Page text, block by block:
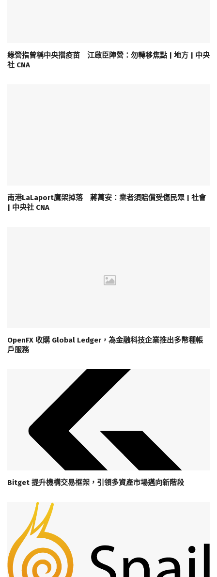
綠營指曾稱中央擋疫苗 江啟臣陣營：勿轉移焦點 | 地方 | 中央
社 CNA
南港LaLaport鷹架掉落 蔣萬安：業者須賠償受傷民眾 | 社會
| 中央社 CNA
OpenFX 收購 Global Ledger，為金融科技企業推出多幣種帳
戶服務
Bitget 提升機構交易框架，引領多資產市場邁向新階段